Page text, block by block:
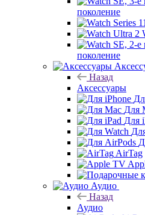
поколение
поколение
Назад
Аксессуары
Для
Для
AirTag
Аудио
Назад
Аудио